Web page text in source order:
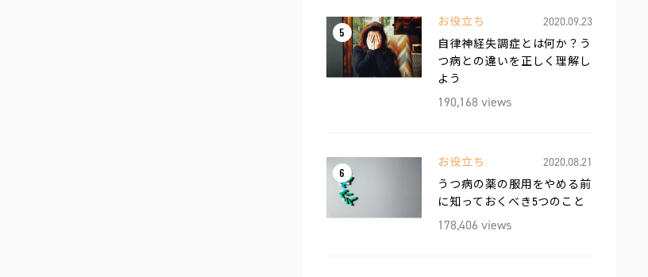
5
お役立ち
2020.09.23
自律神経失調症とは何か？う
つ病との違いを正しく理解し
よう
190,168 views
6
お役立ち
2020.08.21
うつ病の薬の服用をやめる前
に知っておくべき5つのこと
178,406 views